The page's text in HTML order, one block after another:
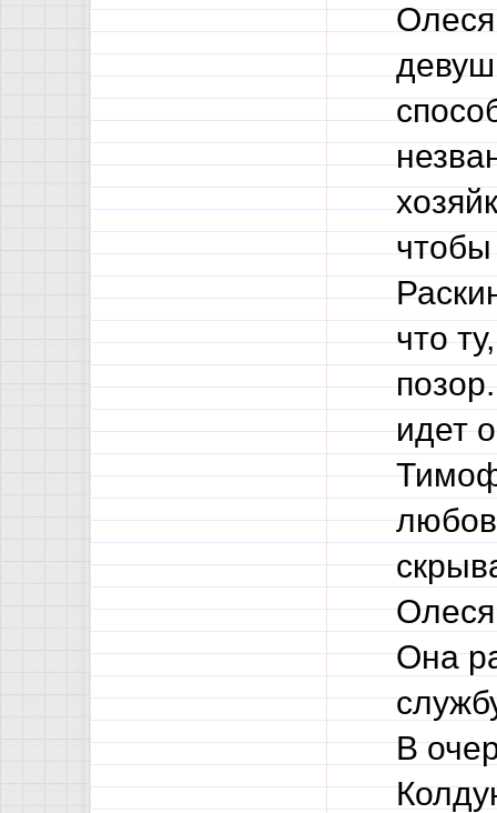
чтобы
что
идет
Олеся
Она
В